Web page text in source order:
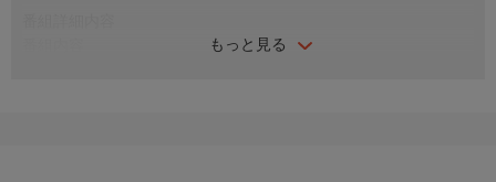
もっと見る